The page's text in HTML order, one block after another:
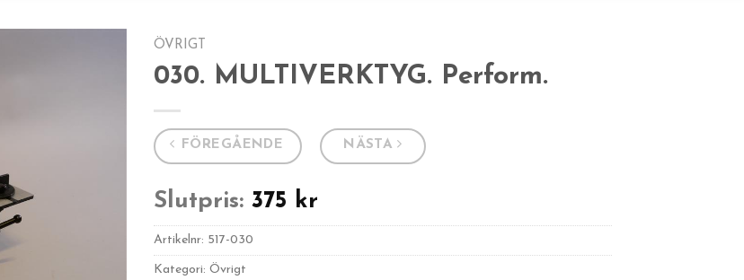
ÖVRIGT
030. MULTIVERKTYG. Perform.
FÖREGÅENDE NÄSTA
Slutpris: 375 kr
Artikelnr: 517-030
Kategori: Övrigt